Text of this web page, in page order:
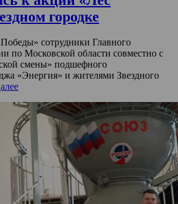
городке
сотрудники Главного
по Московской области совместно с
смены» подшефного
«Энергия» и жителями Звездного